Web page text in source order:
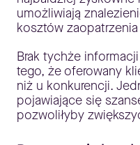
umożliwiają
kosztów
Brak tychże
tego, że oferowany
niż u konkurencji.
pojawiające się
pozwoliłyby